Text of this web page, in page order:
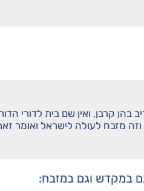
בהן קרבן, ואין שם בית לדורי
מזבח לעולה לישראל ואומר
במקדש וגם במזבח: